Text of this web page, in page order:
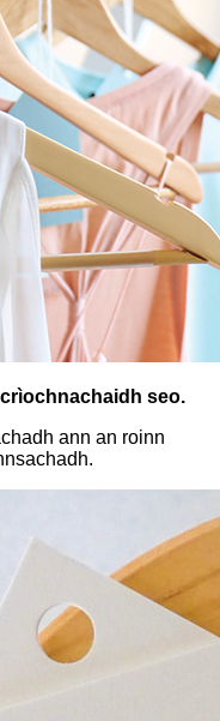
seo.
ann an roinn